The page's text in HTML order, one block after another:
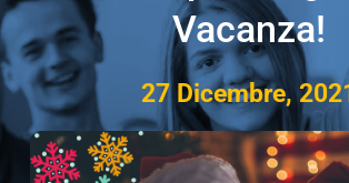
DD Experience
Studiare in America
Contattaci
Vacanza!
27 Dicembre,